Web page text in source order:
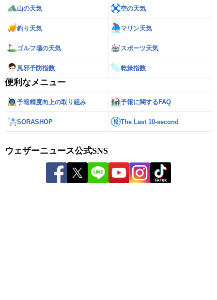
山の天気 空の天気
釣り天気 マリン天気
ゴルフ場の天気 スポーツ天気
風邪予防指数 乾燥指数
便利なメニュー
予報精度向上の取り組み 予報に関するFAQ
SORASHOP The Last 10-second
ウェザーニュース公式SNS